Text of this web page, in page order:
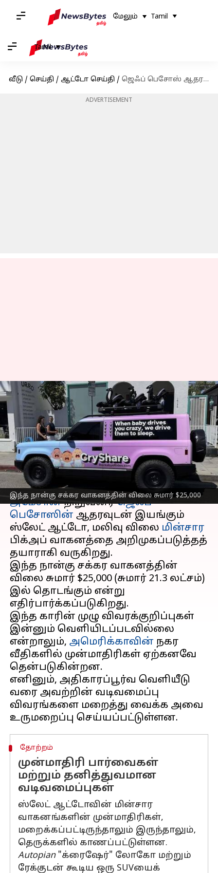
மேலும் Tamil
Tamil
வீடு / செய்தி / ஆட்டோ செய்தி / ஜெஃப் பெசோஸ் ஆதரவு பெற்ற மலிவான மின்சார SUV இப்படித்தான் இருக்கும்!
ADVERTISEMENT
இந்த நான்கு சக்கர வாகனத்தின் விலை சுமார் $25,000
ஜெஃப் பெசோஸ் ஆதரவு
பெற்ற மலிவான மின்சார
SUV இப்படித்தான்
இருக்கும்!
எழுதியவர் Venkatalakshmi V Apr 22, 2025 06:31 pm
செய்தி முன்னோட்டம்
அமேசான்நிறுவனர்ஜெஃப்
பெசோஸின் ஆதரவுடன் இயங்கும்
ஸ்லேட் ஆட்டோ, மலிவு விலை மின்சார
பிக்அப் வாகனத்தை அறிமுகப்படுத்தத்
தயாராகி வருகிறது.
இந்த நான்கு சக்கர வாகனத்தின்
விலை சுமார் $25,000 (சுமார் ₹21.3 லட்சம்)
இல் தொடங்கும் என்று
எதிர்பார்க்கப்படுகிறது.
இந்த காரின் முழு விவரக்குறிப்புகள்
இன்னும் வெளியிடப்படவில்லை
என்றாலும், அமெரிக்காவின் நகர
வீதிகளில் முன்மாதிரிகள் ஏற்கனவே
தென்படுகின்றன.
எனினும், அதிகாரப்பூர்வ வெளியீடு
வரை அவற்றின் வடிவமைப்பு
விவரங்களை மறைத்து வைக்க அவை
தோற்றம்
முன்மாதிரி பார்வைகள்
மற்றும் தனித்துவமான
வடிவமைப்புகள்
ஸ்லேட் ஆட்டோவின் மின்சார
வாகனங்களின் முன்மாதிரிகள்,
மறைக்கப்பட்டிருந்தாலும் இருந்தாலும்,
தெருக்களில் காணப்பட்டுள்ளன.
Autopian"க்ரைஷேர்" லோகோ மற்றும்
ரேக்குடன் கூடிய ஒரு SUVயைக்